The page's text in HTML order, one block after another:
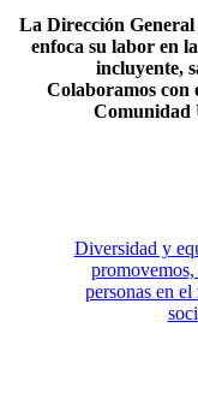
La Dirección
enfoca su labor en
incluyente,
Colaboramos con
Comunidad
Diversidad y
promovemos,
personas en